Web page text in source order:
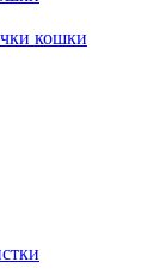
кошки